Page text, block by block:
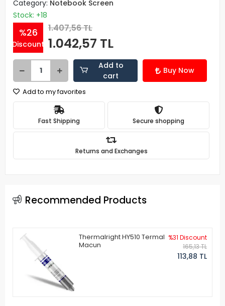
Category: Notebook Screen
Stock: +18
%26
Discount
1.407,56 TL
1.042,57 TL
Add to
cart
Buy Now
Add to my favorites
Fast Shipping Secure shopping
Returns and Exchanges
Recommended Products
Thermalright HY510 Termal
Macun
%31 Discount
165,13 TL
113,88 TL